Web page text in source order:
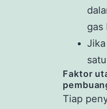
gas
Faktor
Tiap